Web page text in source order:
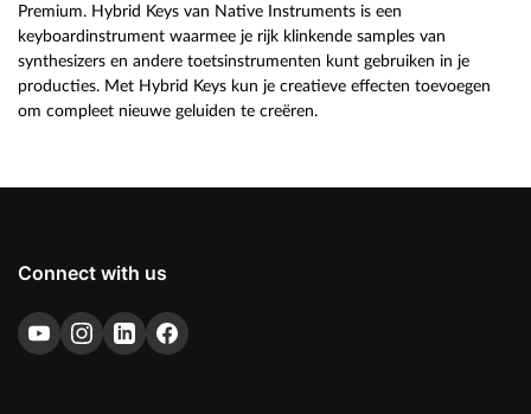
Premium. Hybrid Keys van Native Instruments is een
keyboardinstrument waarmee je rijk klinkende samples van
synthesizers en andere toetsinstrumenten kunt gebruiken in je
producties. Met Hybrid Keys kun je creatieve effecten toevoegen
om compleet nieuwe geluiden te creëren.
Connect with us